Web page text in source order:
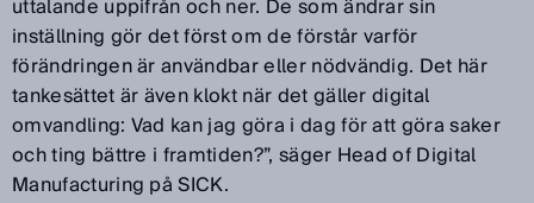
uttalande uppifrån och ner. De som ändrar sin
inställning gör det först om de förstår varför
förändringen är användbar eller nödvändig. Det här
tankesättet är även klokt när det gäller digital
omvandling: Vad kan jag göra i dag för att göra saker
och ting bättre i framtiden?”, säger Head of Digital
Manufacturing på SICK.